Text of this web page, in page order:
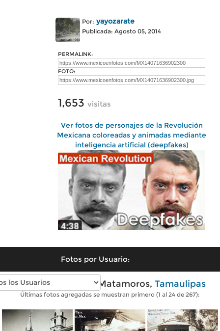
Por: yayozarate
Publicada: Agosto 05, 2014
PERMALINK:
FOTO:
1,653 visitas
Ver fotos de personajes de la Revolución
Mexicana coloreadas y animadas mediante
inteligencia artificial (deepfakes)
Fotos por Usuario:
Fotos antiguas de Matamoros, Tamaulipas
Últimas fotos agregadas se muestran primero (1 al 24 de 267):